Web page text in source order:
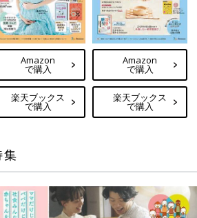
Amazon
で購入
楽天ブックス
で購入
Amazon
で購入
楽天ブックス
で購入
集